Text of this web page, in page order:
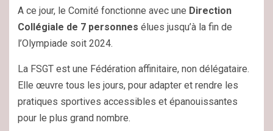
A ce jour, le Comité fonctionne avec une Direction
Collégiale de 7 personnes élues jusqu’à la fin de
l’Olympiade soit 2024.
La FSGT est une Fédération affinitaire, non délégataire.
Elle œuvre tous les jours, pour adapter et rendre les
pratiques sportives accessibles et épanouissantes
pour le plus grand nombre.